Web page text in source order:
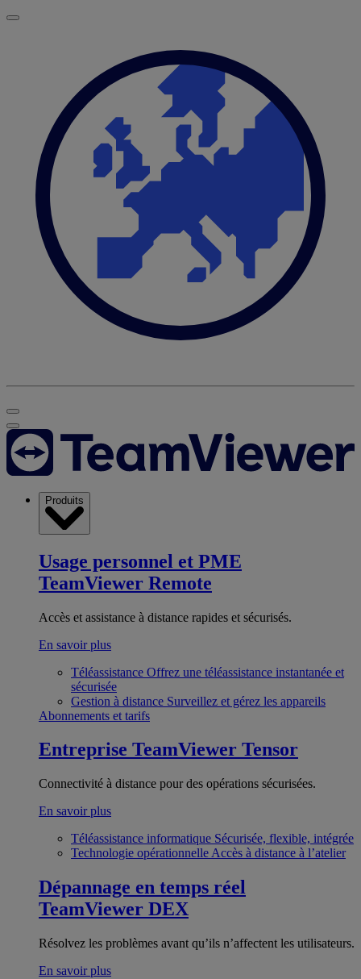
Produits
Usage personnel et PME
TeamViewer Remote
Accès et assistance à distance rapides et sécurisés.
En savoir plus
Téléassistance Offrez une téléassistance instantanée et
sécurisée
Gestion à distance Surveillez et gérez les appareils
Abonnements et tarifs
Entreprise TeamViewer Tensor
Connectivité à distance pour des opérations sécurisées.
En savoir plus
Téléassistance informatique Sécurisée, flexible, intégrée
Technologie opérationnelle Accès à distance à l’atelier
Dépannage en temps réel
TeamViewer DEX
Résolvez les problèmes avant qu’ils n’affectent les utilisateurs.
En savoir plus